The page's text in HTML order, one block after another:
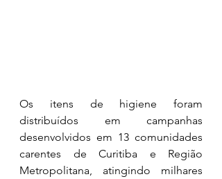
Os itens de higiene foram
distribuídos em campanhas
desenvolvidos em 13 comunidades
carentes de Curitiba e Região
Metropolitana, atingindo milhares